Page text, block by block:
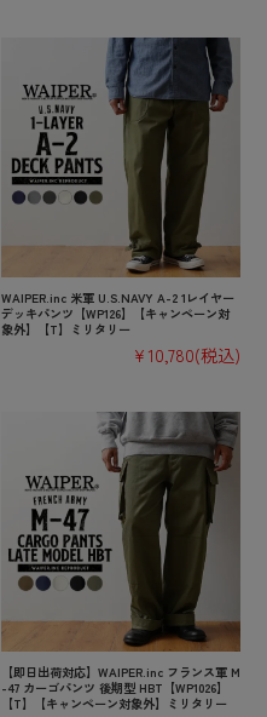
WAIPER.inc 米軍 U.S.NAVY A-2 1レイヤー
デッキパンツ【WP126】【キャンペーン対
象外】【T】ミリタリー
¥10,780(税込)
【即日出荷対応】WAIPER.inc フランス軍 M
-47 カーゴパンツ 後期型 HBT【WP1026】
【T】【キャンペーン対象外】ミリタリー